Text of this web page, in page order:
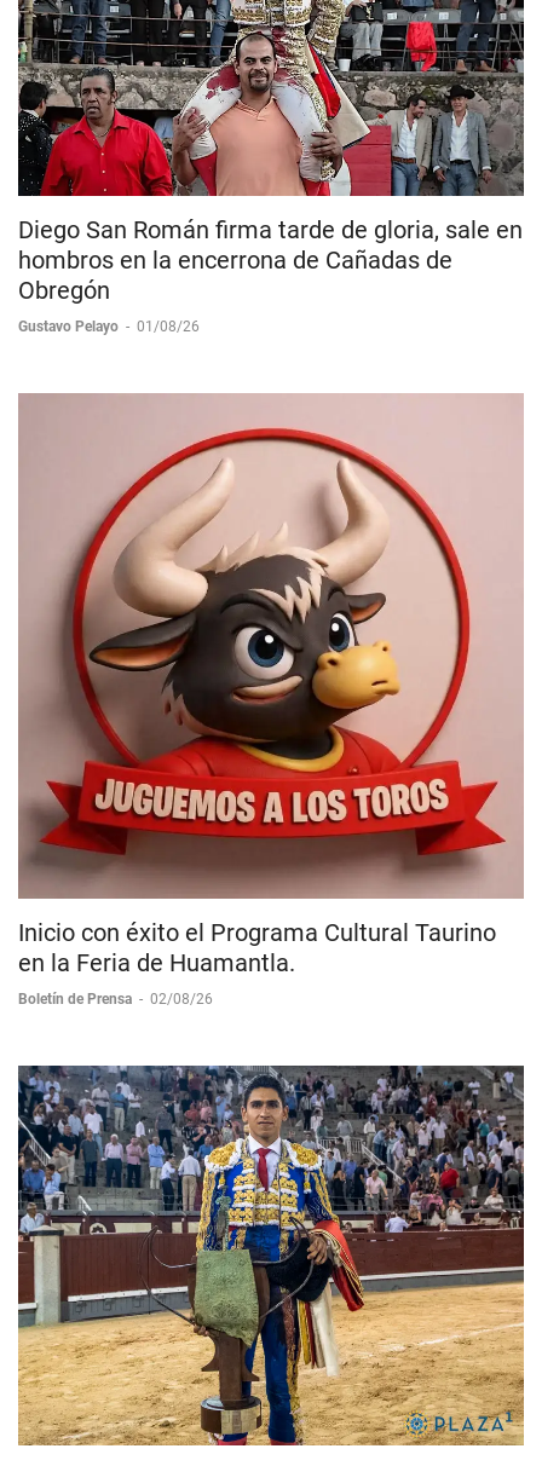
Diego San Román firma tarde de gloria, sale en
hombros en la encerrona de Cañadas de
Obregón
Gustavo Pelayo - 01/08/26
Inicio con éxito el Programa Cultural Taurino
en la Feria de Huamantla.
Boletín de Prensa - 02/08/26